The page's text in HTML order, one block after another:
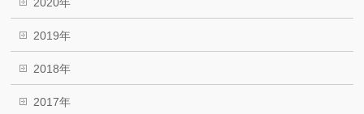
2019年
2018年
2017年